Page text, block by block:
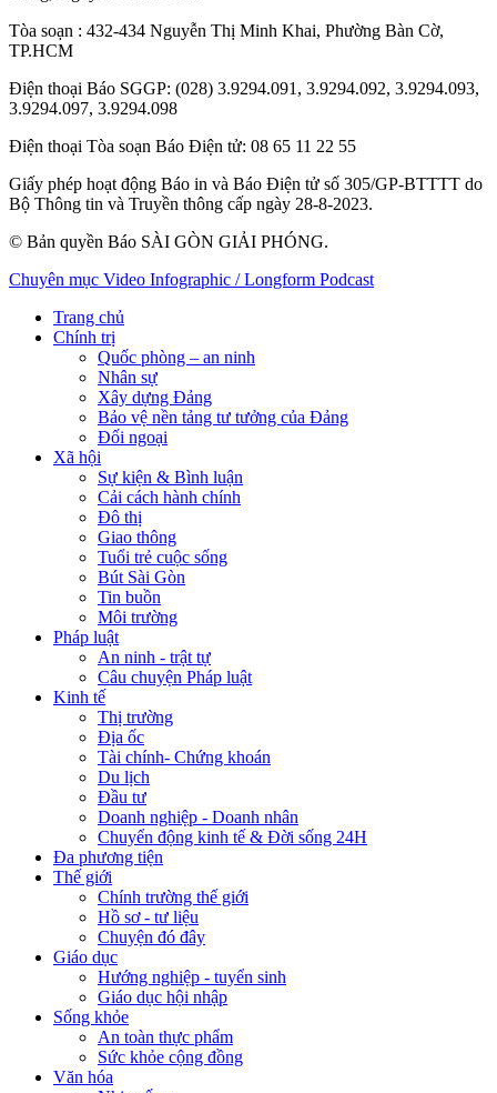
Tòa soạn : 432-434 Nguyễn Thị Minh Khai, Phường Bàn Cờ,
TP.HCM
Điện thoại Báo SGGP: (028) 3.9294.091, 3.9294.092, 3.9294.093,
3.9294.097, 3.9294.098
Điện thoại Tòa soạn Báo Điện tử: 08 65 11 22 55
Giấy phép hoạt động Báo in và Báo Điện tử số 305/GP-BTTTT do
Bộ Thông tin và Truyền thông cấp ngày 28-8-2023.
© Bản quyền Báo SÀI GÒN GIẢI PHÓNG.
Chuyên mục Video Infographic / Longform Podcast
Trang chủ
Chính trị
Quốc phòng – an ninh
Nhân sự
Xây dựng Đảng
Bảo vệ nền tảng tư tưởng của Đảng
Đối ngoại
Xã hội
Sự kiện & Bình luận
Cải cách hành chính
Đô thị
Giao thông
Tuổi trẻ cuộc sống
Bút Sài Gòn
Tin buồn
Môi trường
Pháp luật
An ninh - trật tự
Câu chuyện Pháp luật
Kinh tế
Thị trường
Địa ốc
Tài chính- Chứng khoán
Du lịch
Đầu tư
Doanh nghiệp - Doanh nhân
Chuyển động kinh tế & Đời sống 24H
Đa phương tiện
Thế giới
Chính trường thế giới
Hồ sơ - tư liệu
Chuyện đó đây
Giáo dục
Hướng nghiệp - tuyển sinh
Giáo dục hội nhập
Sống khỏe
An toàn thực phẩm
Sức khỏe cộng đồng
Văn hóa